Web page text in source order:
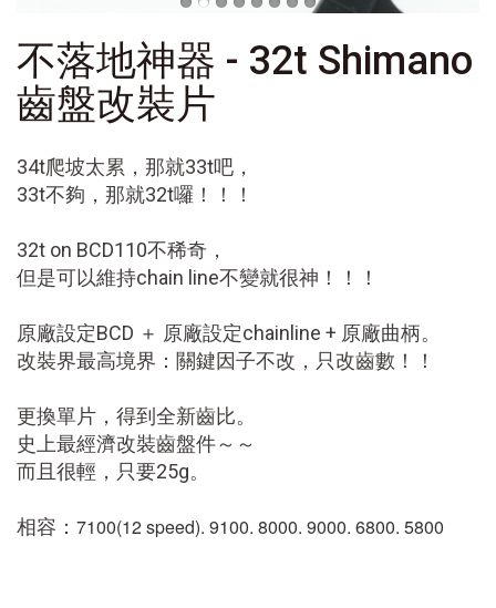
不落地神器 - 32t Shimano
齒盤改裝片
34t爬坡太累，那就33t吧，
33t不夠，那就32t囉！！！
32t on BCD110不稀奇，
但是可以維持chain line不變就很神！！！
原廠設定BCD ＋ 原廠設定chainline + 原廠曲柄。
改裝界最高境界：關鍵因子不改，只改齒數！！
更換單片，得到全新齒比。
史上最經濟改裝齒盤件～～
而且很輕，只要25g。
相容： 7100(12 speed). 9100. 8000. 9000. 6800. 5800